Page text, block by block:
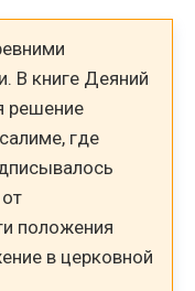
В книге Деяний
решение
где
положения
в церковной